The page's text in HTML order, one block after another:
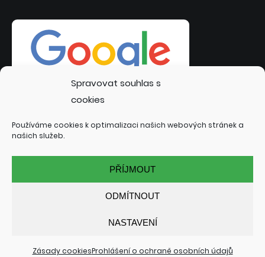
Spravovat souhlas s
cookies
Používáme cookies k optimalizaci našich webových stránek a
našich služeb.
PŘÍJMOUT
ODMÍTNOUT
NASTAVENÍ
Zásady cookiesProhlášení o ochraně osobních údajů
© 2022 INTERSITE.CZ | TVORBA WEBOVÝCH STRÁNEK:
KOLÍN, ČÁSLAV, NYMBURK, PODĚBRADY